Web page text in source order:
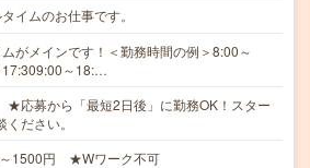
イムのお仕事です。
がメインです！＜勤務時間の例＞8:00～
17:309:00～18:…
応募から「最短2日後」に勤務OK！スター
ください。
1500円 ★Wワーク不可